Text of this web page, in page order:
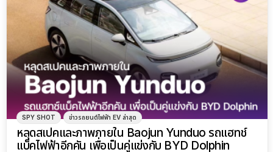
SPY SHOT ข่าวรถยนต์ไฟฟ้า EV ล่าสุด
หลุดสเปคและภาพภายใน Baojun Yunduo รถแฮทช์
แบ็คไฟฟ้าอีกคัน เพื่อเป็นคู่แข่งกับ BYD Dolphin